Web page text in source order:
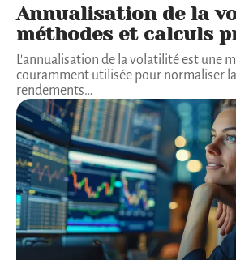
Annualisation de la
méthodes et calculs
L'annualisation de la volatilité est une
couramment utilisée pour normaliser
rendements…